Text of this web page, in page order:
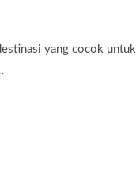
yang cocok untuk